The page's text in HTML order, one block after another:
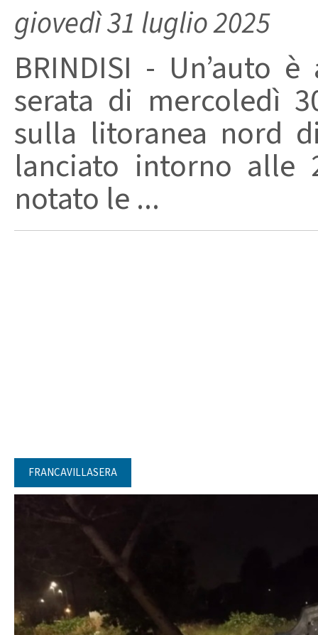
giovedì 31 luglio 2025
BRINDISI - Un’auto
serata di mercoledì
sulla litoranea nord
lanciato intorno alle
notato le ...
FRANCAVILLASERA